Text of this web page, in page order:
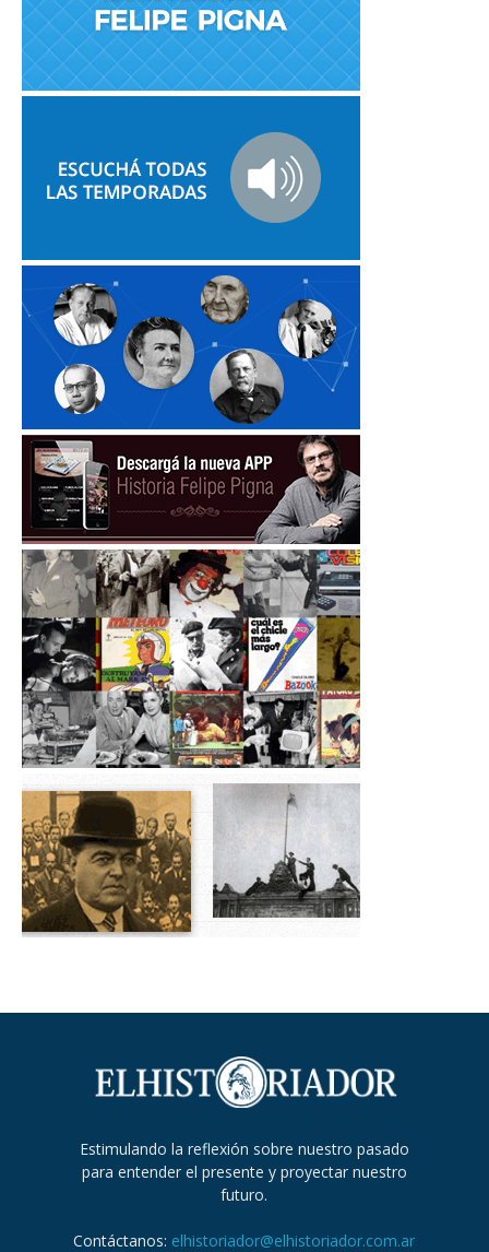
Estimulando la reflexión sobre nuestro pasado
para entender el presente y proyectar nuestro
futuro.
Contáctanos: elhistoriador@elhistoriador.com.ar